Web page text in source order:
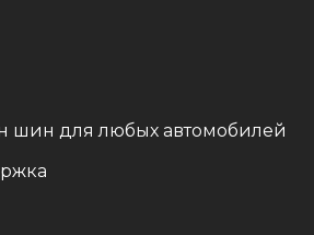
шин для любых автомобилей